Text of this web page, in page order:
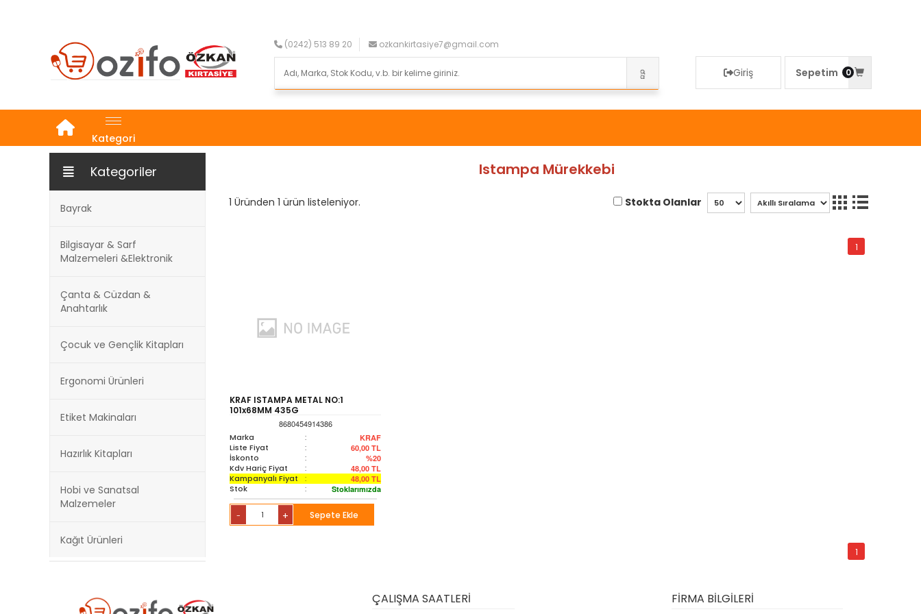
(0242) 513 89 20 ozkankirtasiye7@gmail.com
Giriş Sepetim 0
Kategori
Kategoriler
Bayrak
Bilgisayar & Sarf
Malzemeleri &Elektronik
Çanta & Cüzdan &
Anahtarlık
Çocuk ve Gençlik Kitapları
Ergonomi Ürünleri
Etiket Makinaları
Hazırlık Kitapları
Hobi ve Sanatsal
Malzemeler
Kağıt Ürünleri
Istampa Mürekkebi
1 Üründen 1 ürün listeleniyor. Stokta Olanlar
1
KRAF ISTAMPA METAL NO:1
101x68MM 435G
8680454914386
Marka
: KRAF
Liste Fiyat : 60,00 TL
İskonto : %20
Kdv Hariç Fiyat : 48,00 TL
Kampanyalı Fiyat : 48,00 TL
Stok : Stoklarımızda
- + Sepete Ekle
1
ÇALIŞMA SAATLERİ FİRMA BİLGİLERİ